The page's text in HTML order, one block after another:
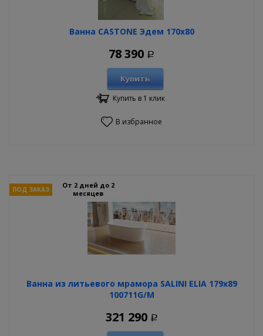
Ванна CASTONE Эдем 170х80
78 390 Р
Купить
Купить в 1 клик
В избранное
Ванна из литьевого мрамора SALINI ELIA 179х89
100711G/M
ПОД ЗАКАЗ
От 2 дней до 2
месяцев
321 290 Р